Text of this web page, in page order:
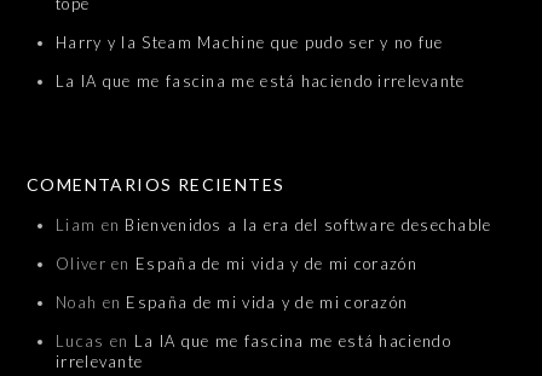
tope
Harry y la Steam Machine que pudo ser y no fue
La IA que me fascina me está haciendo irrelevante
COMENTARIOS RECIENTES
Liam en Bienvenidos a la era del software desechable
Oliver en España de mi vida y de mi corazón
Noah en España de mi vida y de mi corazón
Lucas en La IA que me fascina me está haciendo
irrelevante